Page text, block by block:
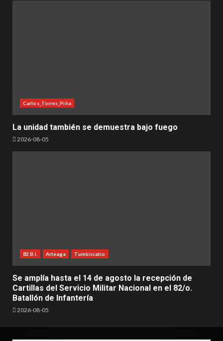
Carlos_Torres_Piña
La unidad también se demuestra bajo fuego
2026-08-05
82 B.I. Arteaga Tumbiscatio
Se amplía hasta el 14 de agosto la recepción de
Cartillas del Servicio Militar Nacional en el 82/o.
Batallón de Infantería
2026-08-05